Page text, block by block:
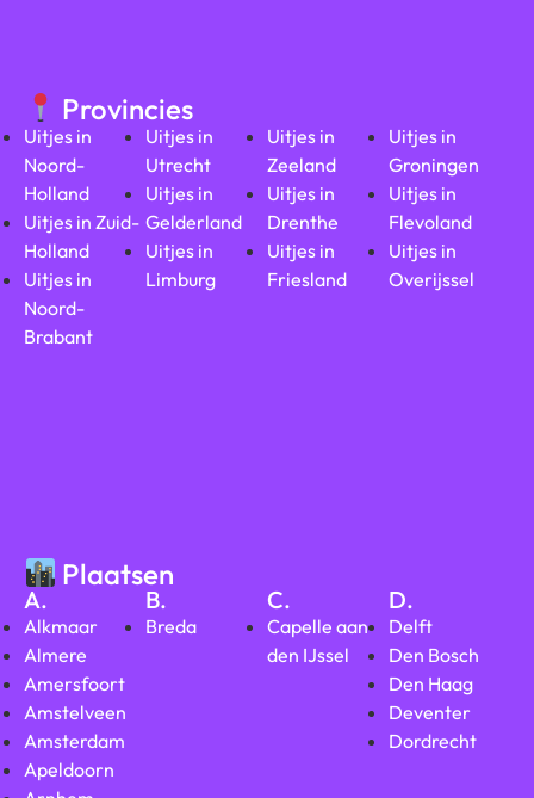
Provincies
Uitjes in
Noord-
Holland
Uitjes in Zuid-
Holland
Uitjes in
Noord-
Brabant
Uitjes in
Utrecht
Uitjes in
Gelderland
Uitjes in
Limburg
Uitjes in
Zeeland
Uitjes in
Drenthe
Uitjes in
Friesland
Uitjes in
Groningen
Uitjes in
Flevoland
Uitjes in
Overijssel
Plaatsen
A.
Alkmaar
Almere
Amersfoort
Amstelveen
Amsterdam
Apeldoorn
B.
Breda
C.
Capelle aan
den IJssel
D.
Delft
Den Bosch
Den Haag
Deventer
Dordrecht